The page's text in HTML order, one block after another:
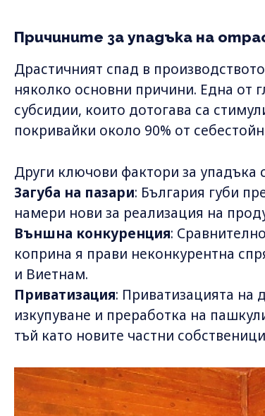
Причините за упадъка на
Драстичният спад в
няколко основни причини. Една от
субсидии, които дотогава са
покривайки около 90% от
Други ключови фактори за упадъка
Загуба на пазари: България губи
намери нови за реализация на
Външна конкуренция:
коприна я прави неконкурентна
и Виетнам.
Приватизация: Приватизацията на
изкупуване и преработка на
тъй като новите частни